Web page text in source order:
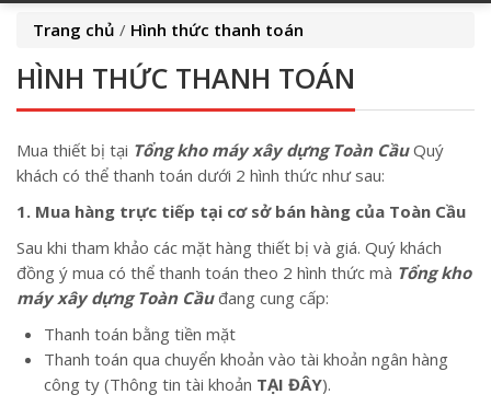
Trang chủ / Hình thức thanh toán
HÌNH THỨC THANH TOÁN
Mua thiết bị tại Tổng kho máy xây dựng Toàn CầuQuý
khách có thể thanh toán dưới 2 hình thức như sau:
1. Mua hàng trực tiếp tại cơ sở bán hàng của Toàn Cầu
Sau khi tham khảo các mặt hàng thiết bị và giá. Quý khách
đồng ý mua có thể thanh toán theo 2 hình thức mà Tổng kho
máy xây dựng Toàn Cầuđang cung cấp:
Thanh toán bằng tiền mặt
Thanh toán qua chuyển khoản vào tài khoản ngân hàng
công ty (Thông tin tài khoản TẠI ĐÂY).